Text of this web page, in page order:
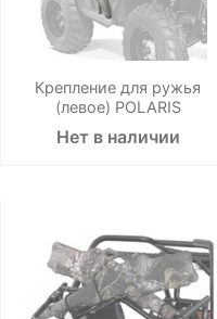
Крепление для ружья
(левое) POLARIS
Нет в наличии